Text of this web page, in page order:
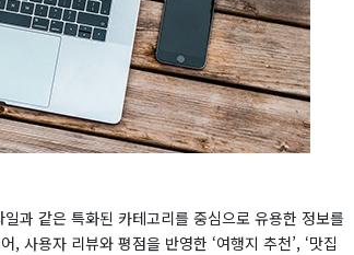
과 같은 특화된 카테고리를 중심으로 유용한 정보를
사용자 리뷰와 평점을 반영한 ‘여행지 추천’, ‘맛집